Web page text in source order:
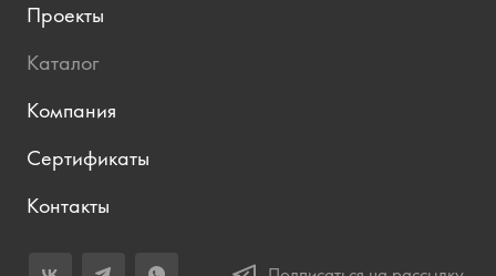
Проекты
Каталог
Компания
Сертификаты
Контакты